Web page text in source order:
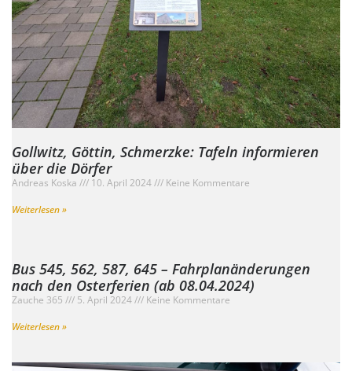
Gollwitz, Göttin, Schmerzke: Tafeln informieren
über die Dörfer
Andreas Koska 10. April 2024
Keine Kommentare
Weiterlesen »
Bus 545, 562, 587, 645 – Fahrplanänderungen
nach den Osterferien (ab 08.04.2024)
Zauche 365 5. April 2024
Keine Kommentare
Weiterlesen »